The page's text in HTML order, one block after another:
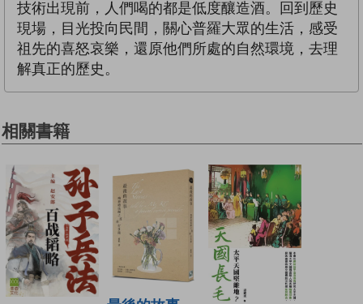
技術出現前，人們喝的都是低度釀造酒。回到歷史
現場，目光投向民間，關心普羅大眾的生活，感受
祖先的喜怒哀樂，還原他們所處的自然環境，去理
解真正的歷史。
相關書籍